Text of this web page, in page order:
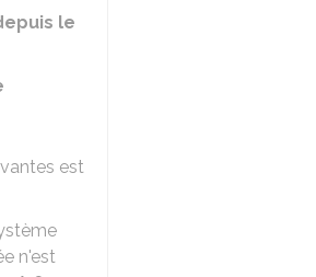
le
est
n'est